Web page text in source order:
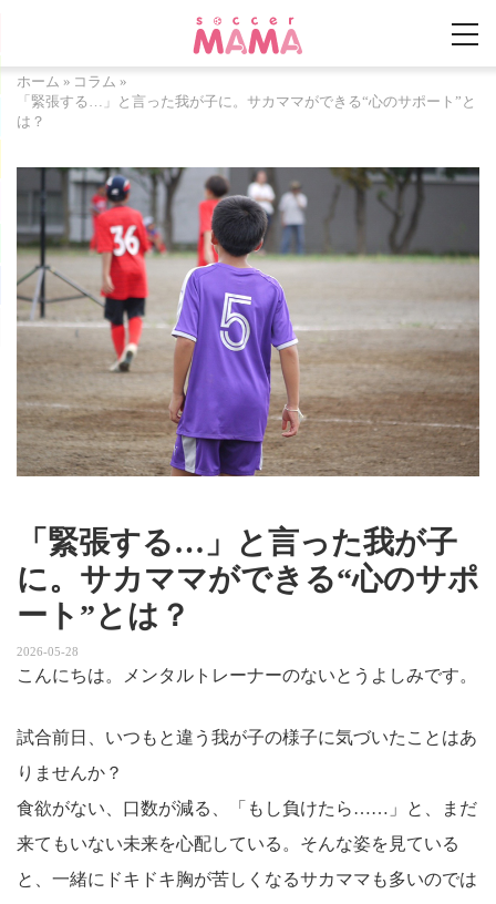
ホーム » コラム »
「緊張する…」と言った我が子に。サカママができる“心のサポート”と
は？
「緊張する…」と言った我が子
に。サカママができる“心のサポ
ート”とは？
2026-05-28
こんにちは。メンタルトレーナーのないとうよしみです。
試合前日、いつもと違う我が子の様子に気づいたことはあ
りませんか？
食欲がない、口数が減る、「もし負けたら……」と、まだ
来てもいない未来を心配している。そんな姿を見ている
と、一緒にドキドキ胸が苦しくなるサカママも多いのでは